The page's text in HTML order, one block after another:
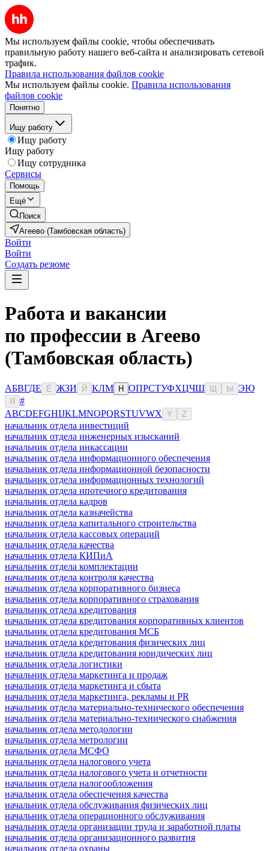
Мы используем файлы cookie, чтобы обеспечивать
правильную работу нашего веб-сайта и анализировать сетевой
трафик.
Правила использования файлов cookie
Мы используем файлы cookie. Правила использования
файлов cookie
Понятно
Ищу работу
Ищу работу
Ищу работу
Ищу сотрудника
Сервисы
Помощь
Ещё
Поиск
Агеево (Тамбовская область)
Войти
Войти
Создать резюме
Работа и вакансии
по профессии в Агеево
(Тамбовская область)
АБВГДЕ Ё ЖЗИ Й КЛМ Н ОПРСТУФХЦЧШ Ы ЭЮ
Я
#
ABCDEFGHIJKLMNOPQRSTUVWX Y Z
начальник отдела инвестиций
начальник отдела инженерных изысканий
начальник отдела инкассации
начальник отдела информационного обеспечения
начальник отдела информационной безопасности
начальник отдела информационных технологий
начальник отдела ипотечного кредитования
начальник отдела кадров
начальник отдела казначейства
начальник отдела капитального строительства
начальник отдела кассовых операций
начальник отдела качества
начальник отдела КИПиА
начальник отдела комплектации
начальник отдела контроля качества
начальник отдела корпоративного бизнеса
начальник отдела корпоративного страхования
начальник отдела кредитования
начальник отдела кредитования корпоративных клиентов
начальник отдела кредитования МСБ
начальник отдела кредитования физических лиц
начальник отдела кредитования юридических лиц
начальник отдела логистики
начальник отдела маркетинга и продаж
начальник отдела маркетинга и сбыта
начальник отдела маркетинга, рекламы и PR
начальник отдела материально-технического обеспечения
начальник отдела материально-технического снабжения
начальник отдела методологии
начальник отдела метрологии
начальник отдела МСФО
начальник отдела налогового учета
начальник отдела налогового учета и отчетности
начальник отдела налогообложения
начальник отдела обеспечения качества
начальник отдела обслуживания физических лиц
начальник отдела операционного обслуживания
начальник отдела организации труда и заработной платы
начальник отдела организационного развития
начальник отдела охраны